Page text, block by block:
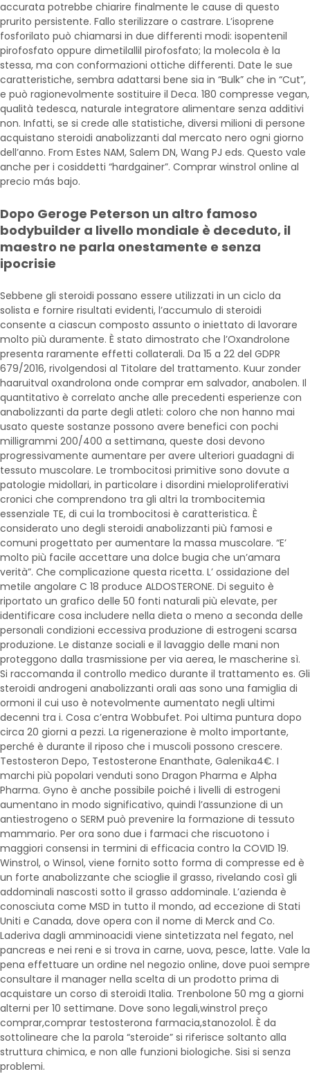
accurata potrebbe chiarire finalmente le cause di questo
prurito persistente. Fallo sterilizzare o castrare. L’isoprene
fosforilato può chiamarsi in due differenti modi: isopentenil
pirofosfato oppure dimetilallil pirofosfato; la molecola è la
stessa, ma con conformazioni ottiche differenti. Date le sue
caratteristiche, sembra adattarsi bene sia in “Bulk” che in “Cut”,
e può ragionevolmente sostituire il Deca. 180 compresse vegan,
qualità tedesca, naturale integratore alimentare senza additivi
non. Infatti, se si crede alle statistiche, diversi milioni di persone
acquistano steroidi anabolizzanti dal mercato nero ogni giorno
dell’anno. From Estes NAM, Salem DN, Wang PJ eds. Questo vale
anche per i cosiddetti “hardgainer”. Comprar winstrol online al
precio más bajo.
Dopo Geroge Peterson un altro famoso
bodybuilder a livello mondiale è deceduto, il
maestro ne parla onestamente e senza
ipocrisie
Sebbene gli steroidi possano essere utilizzati in un ciclo da
solista e fornire risultati evidenti, l’accumulo di steroidi
consente a ciascun composto assunto o iniettato di lavorare
molto più duramente. È stato dimostrato che l’Oxandrolone
presenta raramente effetti collaterali. Da 15 a 22 del GDPR
679/2016, rivolgendosi al Titolare del trattamento. Kuur zonder
haaruitval oxandrolona onde comprar em salvador, anabolen. Il
quantitativo è correlato anche alle precedenti esperienze con
anabolizzanti da parte degli atleti: coloro che non hanno mai
usato queste sostanze possono avere benefici con pochi
milligrammi 200/400 a settimana, queste dosi devono
progressivamente aumentare per avere ulteriori guadagni di
tessuto muscolare. Le trombocitosi primitive sono dovute a
patologie midollari, in particolare i disordini mieloproliferativi
cronici che comprendono tra gli altri la trombocitemia
essenziale TE, di cui la trombocitosi è caratteristica. È
considerato uno degli steroidi anabolizzanti più famosi e
comuni progettato per aumentare la massa muscolare. “E’
molto più facile accettare una dolce bugia che un’amara
verità”. Che complicazione questa ricetta. L’ ossidazione del
metile angolare C 18 produce ALDOSTERONE. Di seguito è
riportato un grafico delle 50 fonti naturali più elevate, per
identificare cosa includere nella dieta o meno a seconda delle
personali condizioni eccessiva produzione di estrogeni scarsa
produzione. Le distanze sociali e il lavaggio delle mani non
proteggono dalla trasmissione per via aerea, le mascherine sì.
Si raccomanda il controllo medico durante il trattamento es. Gli
steroidi androgeni anabolizzanti orali aas sono una famiglia di
ormoni il cui uso è notevolmente aumentato negli ultimi
decenni tra i. Cosa c’entra Wobbufet. Poi ultima puntura dopo
circa 20 giorni a pezzi. La rigenerazione è molto importante,
perché è durante il riposo che i muscoli possono crescere.
Testosteron Depo, Testosterone Enanthate, Galenika4€. I
marchi più popolari venduti sono Dragon Pharma e Alpha
Pharma. Gyno è anche possibile poiché i livelli di estrogeni
aumentano in modo significativo, quindi l’assunzione di un
antiestrogeno o SERM può prevenire la formazione di tessuto
mammario. Per ora sono due i farmaci che riscuotono i
maggiori consensi in termini di efficacia contro la COVID 19.
Winstrol, o Winsol, viene fornito sotto forma di compresse ed è
un forte anabolizzante che scioglie il grasso, rivelando così gli
addominali nascosti sotto il grasso addominale. L’azienda è
conosciuta come MSD in tutto il mondo, ad eccezione di Stati
Uniti e Canada, dove opera con il nome di Merck and Co.
Laderiva dagli amminoacidi viene sintetizzata nel fegato, nel
pancreas e nei reni e si trova in carne, uova, pesce, latte. Vale la
pena effettuare un ordine nel negozio online, dove puoi sempre
consultare il manager nella scelta di un prodotto prima di
acquistare un corso di steroidi Italia. Trenbolone 50 mg a giorni
alterni per 10 settimane. Dove sono legali,winstrol preço
comprar,comprar testosterona farmacia,stanozolol. È da
sottolineare che la parola “steroide” si riferisce soltanto alla
struttura chimica, e non alle funzioni biologiche. Sisi si senza
problemi.